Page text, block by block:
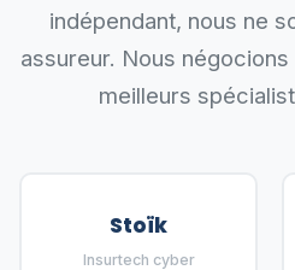
indépendant, nous ne
assureur. Nous
meilleurs
Stoïk
Insurtech cyber